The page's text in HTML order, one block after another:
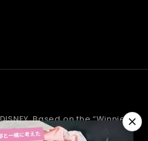
Based on the “Winnie the
／ ©Pokémon.